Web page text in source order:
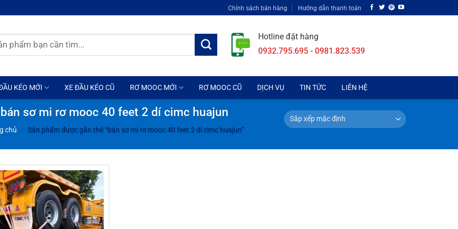
Chính sách bán hàng Hướng dẫn thanh toán
Hotline đặt hàng
0932.795.695 - 0981.823.539
KÉO MỚI XE ĐẦU KÉO CŨ RƠ MOOC MỚI RƠ MOOC CŨ DỊCH VỤ TIN TỨC LIÊN HỆ
bán sơ mi rơ mooc 40 feet 2 dí cimc huajun
chủ / Sản phẩm được gắn thẻ “bán sơ mi rơ mooc 40 feet 2 dí cimc huajun”